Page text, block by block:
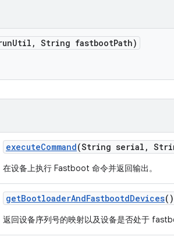
Util , String fastbootPath)
executeCommand(String serial ,
在设备上执行 Fastboot 命令并返回输出。
getBootloaderAndFastbootdDevices()
返回设备序列号的映射以及设备是否处于